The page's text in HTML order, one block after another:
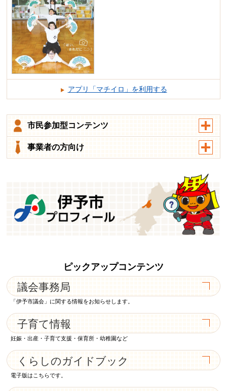
アプリ「マチイロ」を利用する
市民参加型コンテンツ
事業者の方向け
ピックアップコンテンツ
議会事務局
「伊予市議会」に関する情報をお知らせします。
子育て情報
妊娠・出産・子育て支援・保育所・幼稚園など
くらしのガイドブック
電子版はこちらです。